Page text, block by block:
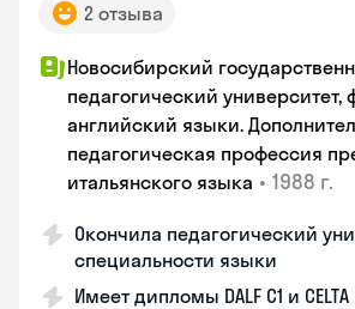
2 отзыва
Новосибирский
педагогический университет,
английский языки.
педагогическая профессия
итальянского языка • 1988 г.
Окончила педагогический
специальности языки
Имеет дипломы DALF C1 и CELTA